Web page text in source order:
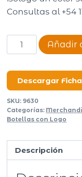
Consultas al +54
Botella
600ml
cantidad
Añadir
Descargar
SKU: 9630
Categorías:
Botellas con Logo
Descripción